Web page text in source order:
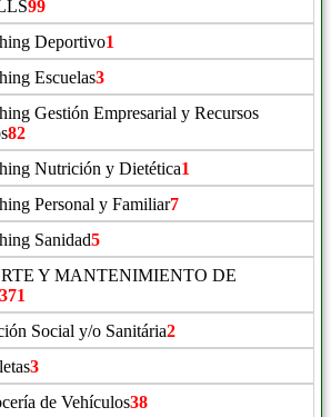
99
Deportivo1
Escuelas3
Gestión Empresarial y Recursos
82
Nutrición y Dietética1
Personal y Familiar7
Sanidad5
Y MANTENIMIENTO DE
371
Social y/o Sanitária2
3
de Vehículos38